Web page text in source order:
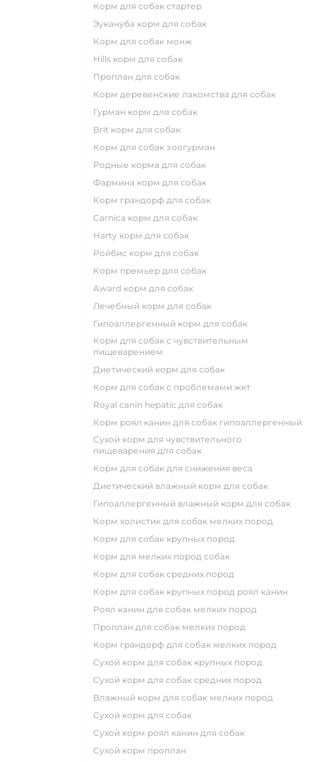
корм для собак стартер
эукануба корм для собак
корм для собак монж
hills корм для собак
проплан для собак
корм деревенские лакомства для собак
гурман корм для собак
brit корм для собак
корм для собак зоогурман
родные корма для собак
фармина корм для собак
корм грандорф для собак
carnica корм для собак
harty корм для собак
ройбис корм для собак
корм премьер для собак
award корм для собак
лечебный корм для собак
гипоаллергенный корм для собак
корм для собак с чувствительным
пищеварением
диетический корм для собак
корм для собак с проблемами жкт
royal canin hepatic для собак
корм роял канин для собак гипоаллергенный
сухой корм для чувствительного
пищеварения для собак
корм для собак для снижения веса
диетический влажный корм для собак
гипоаллергенный влажный корм для собак
корм холистик для собак мелких пород
корм для собак крупных пород
корм для мелких пород собак
корм для собак средних пород
корм для собак крупных пород роял канин
роял канин для собак мелких пород
проплан для собак мелких пород
корм грандорф для собак мелких пород
сухой корм для собак крупных пород
сухой корм для собак средних пород
влажный корм для собак мелких пород
сухой корм для собак
сухой корм роял канин для собак
сухой корм проплан